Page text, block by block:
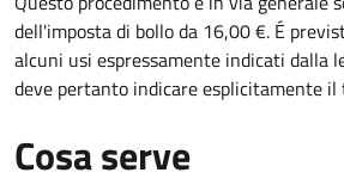
dell'imposta di bollo da 16,00 €. É
alcuni usi espressamente indicati dalla
deve pertanto indicare esplicitamente
Cosa serve